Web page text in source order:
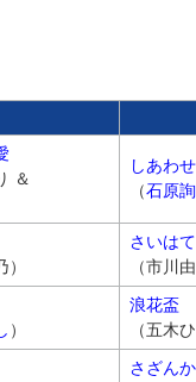
＆
しあわ
（石原
さいは
（市川
）
浪花盃
（五木
さざん